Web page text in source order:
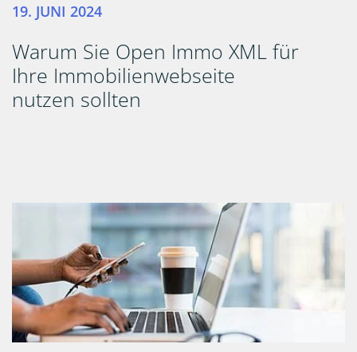
19. JUNI 2024
Warum Sie Open Immo XML für
Ihre Immobilienwebseite
nutzen sollten